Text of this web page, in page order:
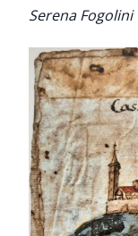
Serena Fogolini